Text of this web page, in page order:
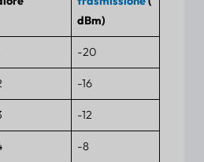
dBm)
-20
-16
-12
-8